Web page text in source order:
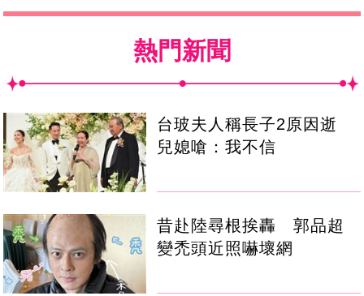
熱門新聞
台玻夫人稱長子2原因逝
兒媳嗆：我不信
昔赴陸尋根挨轟 郭品超
變禿頭近照嚇壞網